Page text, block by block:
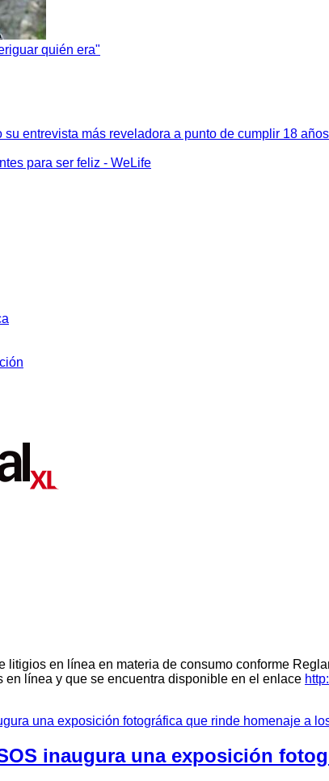
quién era"
entrevista más reveladora a punto de cumplir 18
para ser feliz - WeLife
litigios en línea en materia de consumo conforme
en línea y que se encuentra disponible en el enlace
inaugura una exposición